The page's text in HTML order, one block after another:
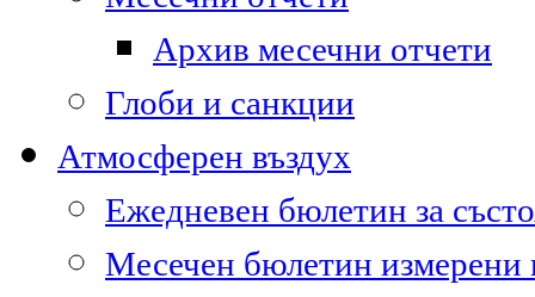
Архив месечни отчети
Глоби и санкции
Атмосферен въздух
Ежедневен бюлетин за
Месечен бюлетин